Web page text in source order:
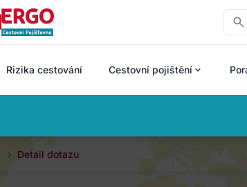
Rizika cestování Cestovní pojištění
Detail dotazu